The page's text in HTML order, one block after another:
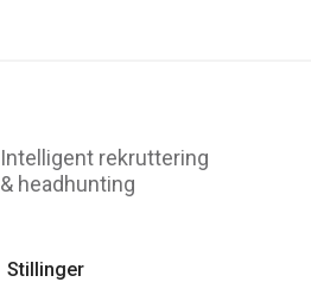
Intelligent rekruttering
& headhunting
Stillinger